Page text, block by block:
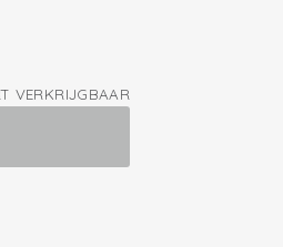
VERKRIJGBAAR